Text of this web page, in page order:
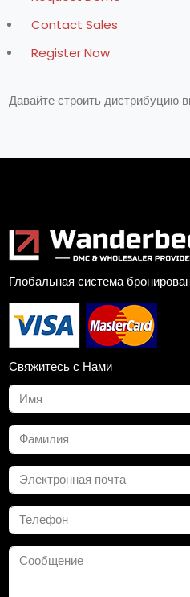
Contact Sales
Register Now
Давайте строить дистрибуцию
Глобальная система
Свяжитесь с Нами